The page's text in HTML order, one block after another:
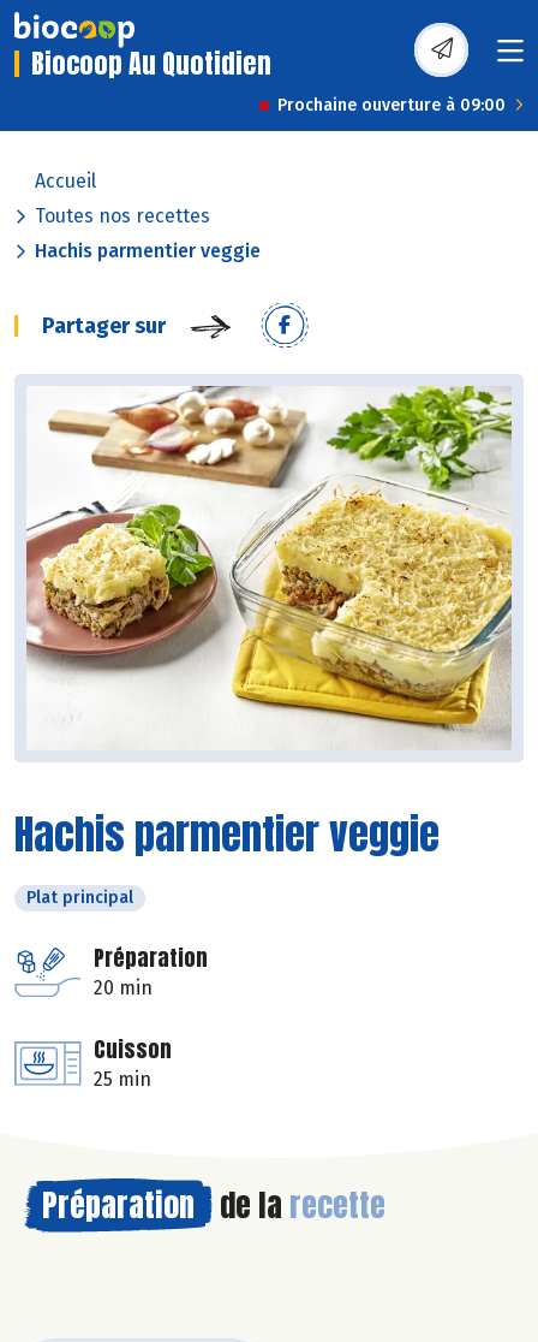
Biocoop Au Quotidien
Prochaine ouverture à 09:00
Accueil
Toutes nos recettes
Hachis parmentier veggie
Partager sur
Hachis parmentier veggie
Plat principal
Préparation
20 min
Cuisson
25 min
Préparation de la recette